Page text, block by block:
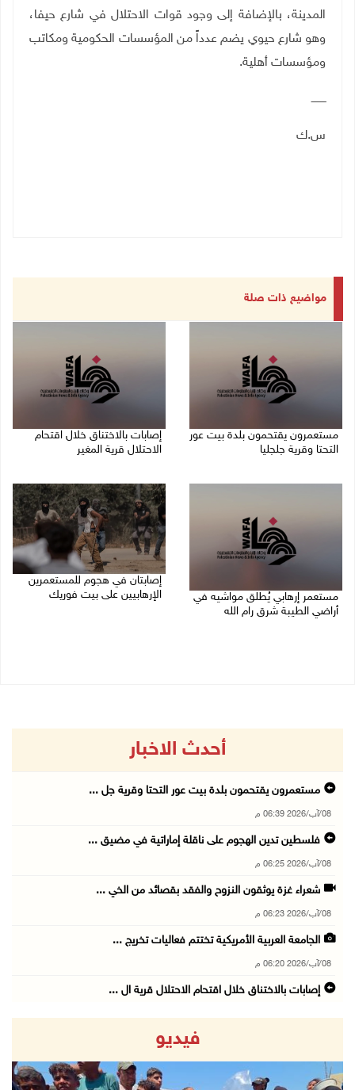
المدينة، بالإضافة إلى وجود قوات الاحتلال في شارع حيفا،
وهو شارع حيوي يضم عدداً من المؤسسات الحكومية ومكاتب
ومؤسسات أهلية.
ـــــــــ
س.ك
مواضيع ذات صلة
مستعمرون يقتحمون بلدة بيت عور
التحتا وقرية جلجليا
إصابات بالاختناق خلال اقتحام
الاحتلال قرية المغير
مستعمر إرهابي يُطلق مواشيه في
أراضي الطيبة شرق رام الله
إصابتان في هجوم للمستعمرين
الإرهابيين على بيت فوريك
أحدث الاخبار
مستعمرون يقتحمون بلدة بيت عور التحتا وقرية جل ...
08/آب/2026 06:39 م
فلسطين تدين الهجوم على ناقلة إماراتية في مضيق ...
08/آب/2026 06:25 م
شعراء غزة يوثقون النزوح والفقد بقصائد من الخي ...
08/آب/2026 06:23 م
الجامعة العربية الأمريكية تختتم فعاليات تخريج ...
08/آب/2026 06:20 م
إصابات بالاختناق خلال اقتحام الاحتلال قرية ال ...
الحايك: نقود جهودا وطنية لحماية المواقع الأثر ...
08/آب/2026 04:50 م
فيديو